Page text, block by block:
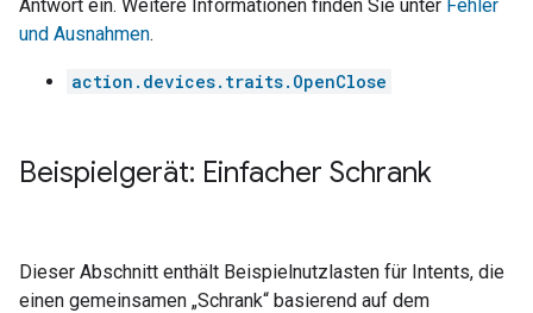
Antwort ein. Weitere Informationen finden Sie unter Fehler
und Ausnahmen.
action.devices.traits.OpenClose
Beispielgerät: Einfacher Schrank
Dieser Abschnitt enthält Beispielnutzlasten für Intents, die
einen gemeinsamen „Schrank“ basierend auf dem